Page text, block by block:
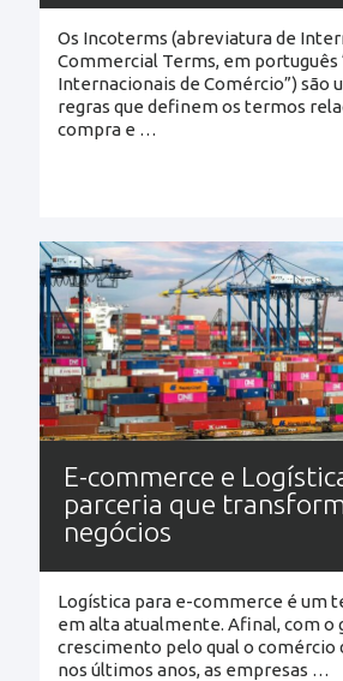
Os Incoterms (abreviatura de
Commercial Terms, em português
Internacionais de Comércio”) são
regras que definem os termos
compra e …
E-commerce e
parceria que
negócios
Logística para e-commerce é um
em alta atualmente. Afinal, com o
crescimento pelo qual o comércio
nos últimos anos, as empresas …